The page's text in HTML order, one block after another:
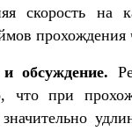
скорость на
обсуждение.
что при